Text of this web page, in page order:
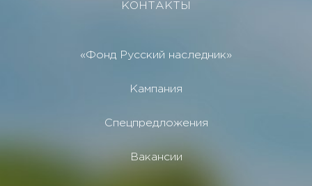
КОНТАКТЫ
«Фонд Русский наследник»
Кампания
Спецпредложения
Вакансии